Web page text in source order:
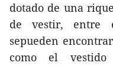
dotado de una
de vestir, entre
sepueden
como el